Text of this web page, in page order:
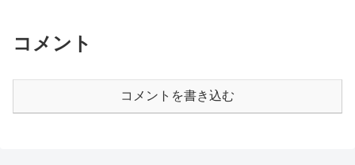
コメント
コメントを書き込む